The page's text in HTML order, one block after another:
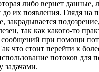
либо вернет данные,
до их появления. Глядя на
так как какого-то
сообщений при помощи
что стоит перейти к
потоков для